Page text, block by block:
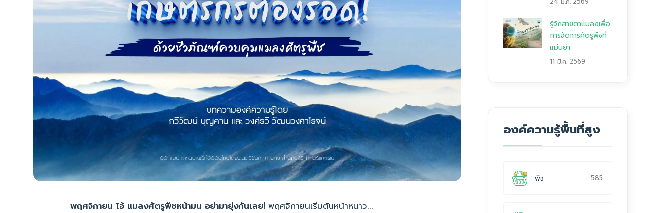
พฤศจิกายน โอ้ แมลงศัตรูพืชหน้ามน อย่ามายุ่งกันเลย! พฤศจิกายนเริ่มต้นหน้าหนาว...
รู้จักสายตาแมลงเพื่อ
การจัดการศัตรูพืชที่
แม่นยำ
11 มี.ค. 2569
องค์ความรู้พื้นที่สูง
พืช 585